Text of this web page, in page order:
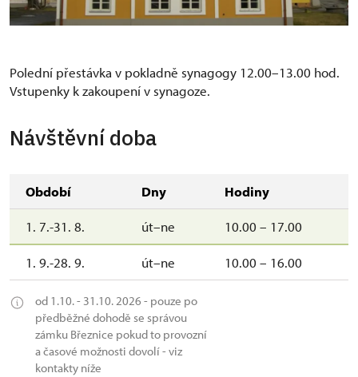
Polední přestávka v pokladně synagogy 12.00–13.00 hod.
Vstupenky k zakoupení v synagoze.
Návštěvní doba
Období Dny Hodiny
1. 7.-31. 8. út–ne 10.00 – 17.00
1. 9.-28. 9. út–ne 10.00 – 16.00
od 1.10. - 31.10. 2026 - pouze po
předběžné dohodě se správou
zámku Březnice pokud to provozní
a časové možnosti dovolí - viz
kontakty níže